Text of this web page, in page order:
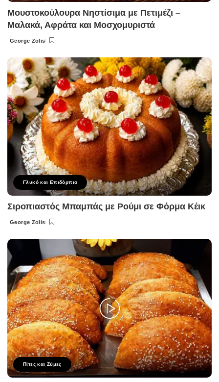
Μουστοκούλουρα Νηστίσιμα με Πετιμέζι –
Μαλακά, Αφράτα και Μοσχομυριστά
Posted
George Zolis
Γλυκό και Επιδόρπιο
Σιροπιαστός Μπαμπάς με Ρούμι σε Φόρμα Κέικ
Posted
George Zolis
Πίτες και Ζύμες